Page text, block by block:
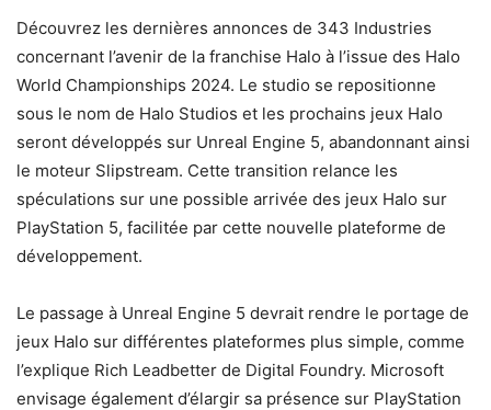
Découvrez les dernières annonces de 343 Industries
concernant l’avenir de la franchise Halo à l’issue des Halo
World Championships 2024. Le studio se repositionne
sous le nom de Halo Studios et les prochains jeux Halo
seront développés sur Unreal Engine 5, abandonnant ainsi
le moteur Slipstream. Cette transition relance les
spéculations sur une possible arrivée des jeux Halo sur
PlayStation 5, facilitée par cette nouvelle plateforme de
développement.
Le passage à Unreal Engine 5 devrait rendre le portage de
jeux Halo sur différentes plateformes plus simple, comme
l’explique Rich Leadbetter de Digital Foundry. Microsoft
envisage également d’élargir sa présence sur PlayStation